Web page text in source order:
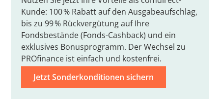
Kunde: 100 % Rabatt auf den Ausgabeaufschlag,
bis zu 99 % Rückvergütung auf Ihre
Fondsbestände (Fonds-Cashback) und ein
exklusives Bonusprogramm. Der Wechsel zu
PROfinance ist einfach und kostenfrei.
Jetzt Sonderkonditionen sichern